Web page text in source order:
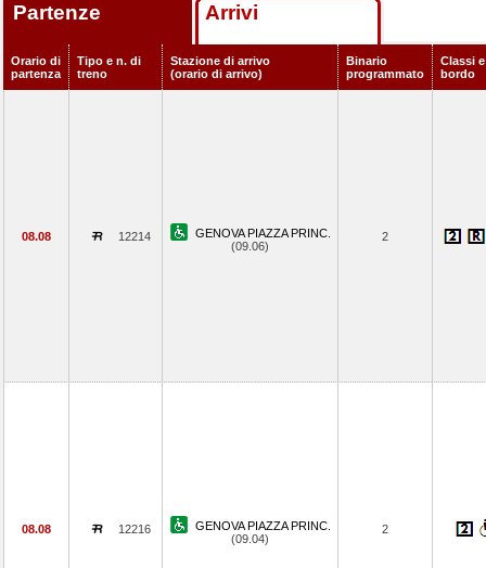
Partenze Arrivi
Orario di
partenza
Tipo e n. di
treno
Stazione di arrivo
(orario di arrivo)
Binario
programmato
Classi
bordo
08.08 12214
GENOVA PIAZZA PRINC.
(09.06)
2
08.08 12216
GENOVA PIAZZA PRINC.
(09.04)
2